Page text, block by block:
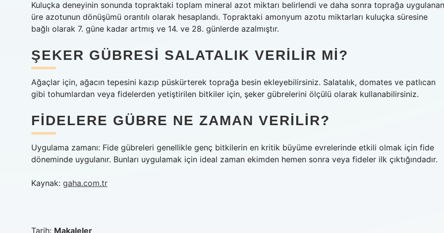
Kuluçka deneyinin sonunda topraktaki toplam mineral azot miktarı belirlendi ve daha sonra toprağa uygulanan
üre azotunun dönüşümü orantılı olarak hesaplandı. Topraktaki amonyum azotu miktarları kuluçka süresine
bağlı olarak 7. güne kadar artmış ve 14. ve 28. günlerde azalmıştır.
ŞEKER GÜBRESI SALATALIK VERILIR MI?
Ağaçlar için, ağacın tepesini kazıp püskürterek toprağa besin ekleyebilirsiniz. Salatalık, domates ve patlıcan
gibi tohumlardan veya fidelerden yetiştirilen bitkiler için, şeker gübrelerini ölçülü olarak kullanabilirsiniz.
FIDELERE GÜBRE NE ZAMAN VERILIR?
Uygulama zamanı: Fide gübreleri genellikle genç bitkilerin en kritik büyüme evrelerinde etkili olmak için fide
döneminde uygulanır. Bunları uygulamak için ideal zaman ekimden hemen sonra veya fideler ilk çıktığındadır.
Kaynak: gaha.com.tr
Tarih: Makaleler